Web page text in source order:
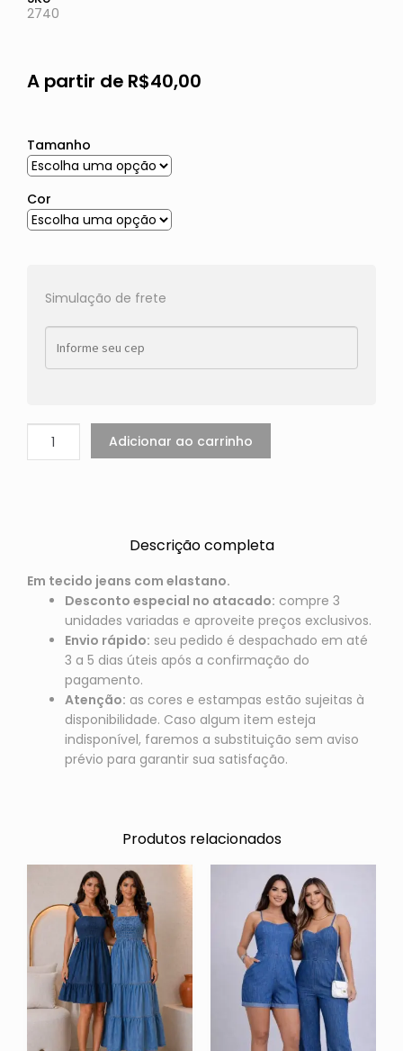
2740
A partir de R$40,00
Tamanho
Cor
Simulação de frete
Adicionar ao carrinho
Descrição completa
Em tecido jeans com elastano.
Desconto especial no atacado: compre 3
unidades variadas e aproveite preços exclusivos.
Envio rápido: seu pedido é despachado em até
3 a 5 dias úteis após a confirmação do
pagamento.
Atenção: as cores e estampas estão sujeitas à
disponibilidade. Caso algum item esteja
indisponível, faremos a substituição sem aviso
prévio para garantir sua satisfação.
Produtos relacionados